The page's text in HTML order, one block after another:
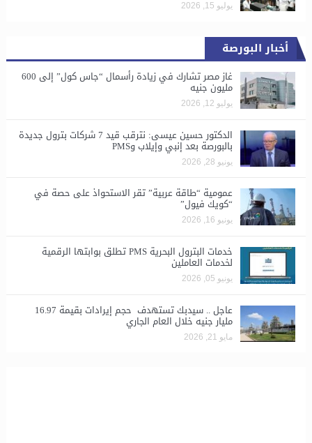
يوليو 15, 2026
أخبار البورصة
غاز مصر تشارك في زيادة رأسمال “جاس كول” إلى 600
مليون جنيه
يوليو 12, 2026
الدكتور حسين عيسى: نترقب قيد 7 شركات بترول جديدة
بالبورصة بعد إنبي وإيلاب وPMS
يونيو 28, 2026
​عمومية “طاقة عربية” تقر الاستحواذ على حصة في
“كويك فيول”
يونيو 16, 2026
خدمات البترول البحرية PMS تطلق بوابتها الرقمية
لخدمات العاملين
يونيو 05, 2026
عاجل .. سيدبك تستهدف حجم إيرادات بقيمة 16.97
مليار جنيه خلال العام الجاري
مايو 21, 2026